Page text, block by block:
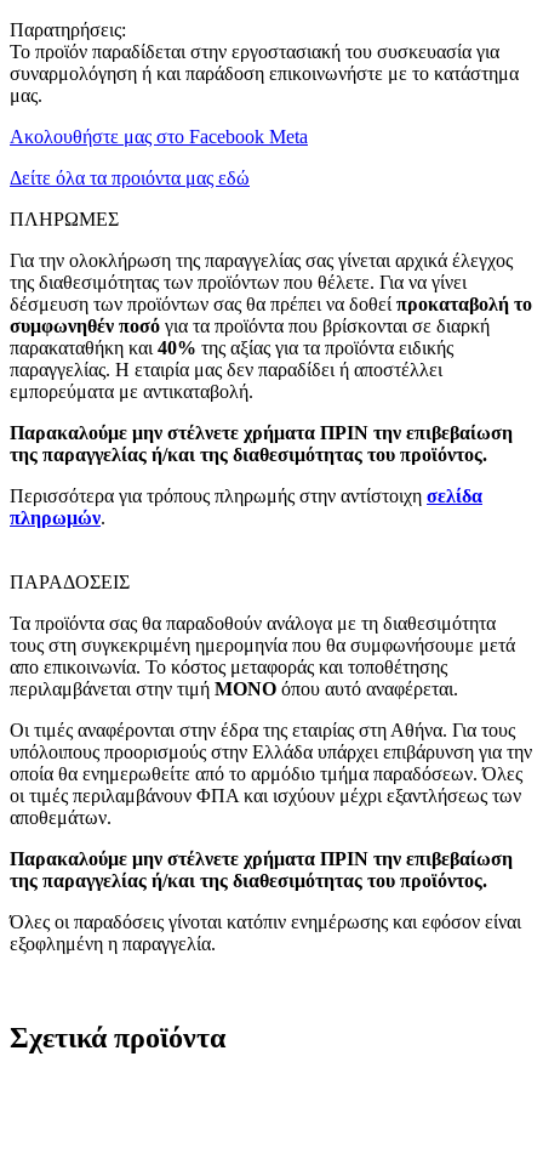
Παρατηρήσεις:
Το προϊόν παραδίδεται στην εργοστασιακή του συσκευασία για
συναρμολόγηση ή και παράδοση επικοινωνήστε με το κατάστημα
μας.
Ακολουθήστε μας στο Facebook Meta
Δείτε όλα τα προιόντα μας εδώ
ΠΛΗΡΩΜΕΣ
Για την ολοκλήρωση της παραγγελίας σας γίνεται αρχικά έλεγχος
της διαθεσιμότητας των προϊόντων που θέλετε. Για να γίνει
δέσμευση των προϊόντων σας θα πρέπει να δοθεί προκαταβολή το
συμφωνηθέν ποσό για τα προϊόντα που βρίσκονται σε διαρκή
παρακαταθήκη και 40% της αξίας για τα προϊόντα ειδικής
παραγγελίας. Η εταιρία μας δεν παραδίδει ή αποστέλλει
εμπορεύματα με αντικαταβολή.
Παρακαλούμε μην στέλνετε χρήματα ΠΡΙΝ την επιβεβαίωση
της παραγγελίας ή/και της διαθεσιμότητας του προϊόντος.
Περισσότερα για τρόπους πληρωμής στην αντίστοιχη σελίδα
πληρωμών.
ΠΑΡΑΔΟΣΕΙΣ
Τα προϊόντα σας θα παραδοθούν ανάλογα με τη διαθεσιμότητα
τους στη συγκεκριμένη ημερομηνία που θα συμφωνήσουμε μετά
απο επικοινωνία. Το κόστος μεταφοράς και τοποθέτησης
περιλαμβάνεται στην τιμή MONO όπου αυτό αναφέρεται.
Οι τιμές αναφέρονται στην έδρα της εταιρίας στη Αθήνα. Για τους
υπόλοιπους προορισμούς στην Ελλάδα υπάρχει επιβάρυνση για την
οποία θα ενημερωθείτε από το αρμόδιο τμήμα παραδόσεων. Όλες
οι τιμές περιλαμβάνουν ΦΠΑ και ισχύουν μέχρι εξαντλήσεως των
αποθεμάτων.
Παρακαλούμε μην στέλνετε χρήματα ΠΡΙΝ την επιβεβαίωση
της παραγγελίας ή/και της διαθεσιμότητας του προϊόντος.
Όλες οι παραδόσεις γίνοται κατόπιν ενημέρωσης και εφόσον είναι
εξοφλημένη η παραγγελία.
Σχετικά προϊόντα